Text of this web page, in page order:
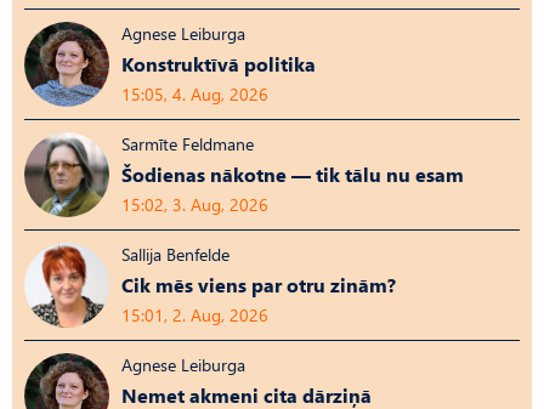
Agnese Leiburga
Konstruktīvā politika
15:05, 4. Aug, 2026
Sarmīte Feldmane
Šodienas nākotne — tik tālu nu esam
15:02, 3. Aug, 2026
Sallija Benfelde
Cik mēs viens par otru zinām?
15:01, 2. Aug, 2026
Agnese Leiburga
Nemet akmeni cita dārziņā